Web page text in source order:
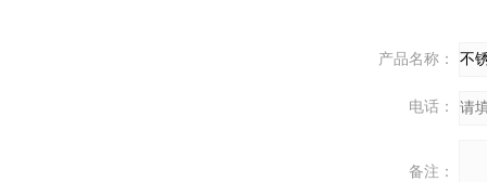
产品名称：
电话：
备注：